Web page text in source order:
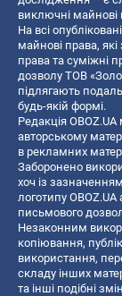
виключні майнові
На всі
майнові права,
права та суміжні
дозволу ТОВ
підлягають
будь-якій формі.
Редакція
авторському
в рекламних
Заборонено
хоч із
логотипу
письмового
Незаконним
копiювання,
використання,
складу інших
та інші подібні